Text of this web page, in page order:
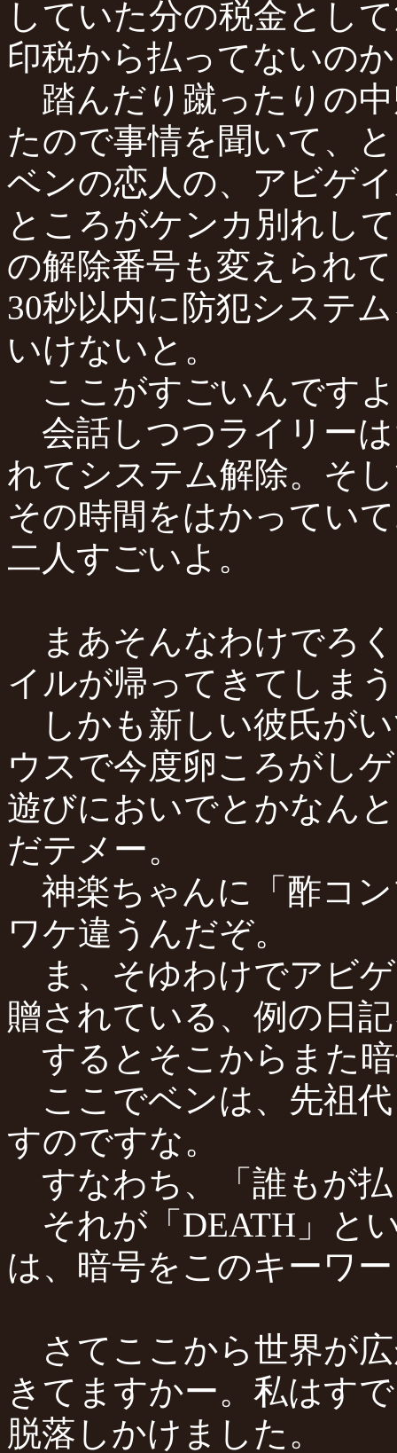
していた分の税金とし
印税から払ってないの
踏んだり蹴ったりの
たので事情を聞いて、
ベンの恋人の、アビゲ
ところがケンカ別れし
の解除番号も変えられ
30秒以内に防犯システ
いけないと。
ここがすごいんです
会話しつつライリー
れてシステム解除。そ
その時間をはかってい
二人すごいよ。
まあそんなわけでろ
イルが帰ってきてしま
しかも新しい彼氏が
ウスで今度卵ころがし
遊びにおいでとかなん
だテメー。
神楽ちゃんに「酢コ
ワケ違うんだぞ。
ま、そゆわけでアビ
贈されている、例の日
するとそこからまた
ここでベンは、先祖
すのですな。
すなわち、「誰もが
それが「DEATH」と
は、暗号をこのキーワ
さてここから世界が
きてますかー。私はす
脱落しかけました。